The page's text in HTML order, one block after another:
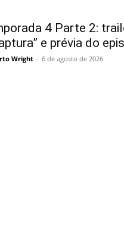
4 Parte 2:
e prévia do
Wright - 6 de agosto de 2026